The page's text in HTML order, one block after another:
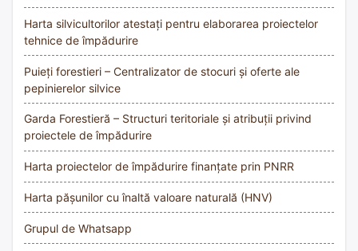
Harta silvicultorilor atestați pentru elaborarea proiectelor
tehnice de împădurire
Puieți forestieri – Centralizator de stocuri și oferte ale
pepinierelor silvice
Garda Forestieră – Structuri teritoriale și atribuții privind
proiectele de împădurire
Harta proiectelor de împădurire finanțate prin PNRR
Harta pășunilor cu înaltă valoare naturală (HNV)
Grupul de Whatsapp